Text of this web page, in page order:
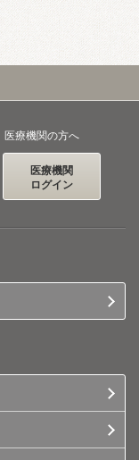
医療機関の方へ
医療機関
ログイン